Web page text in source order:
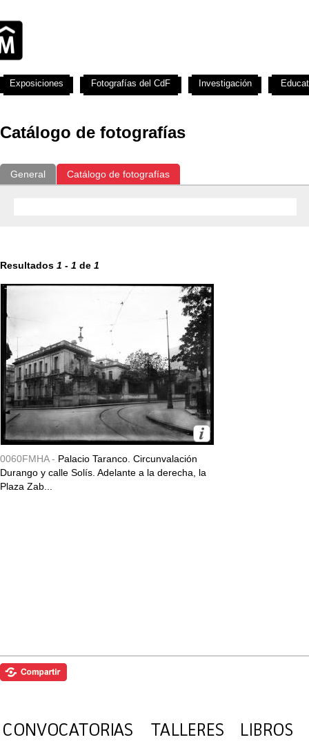
Catálogo de fotografías
General Catálogo de fotografías
Resultados 1 - 1 de 1
0060FMHA - Palacio Taranco. Circunvalación
Durango y calle Solís. Adelante a la derecha, la
Plaza Zab...
Exposiciones Fotografías del CdF Investigación